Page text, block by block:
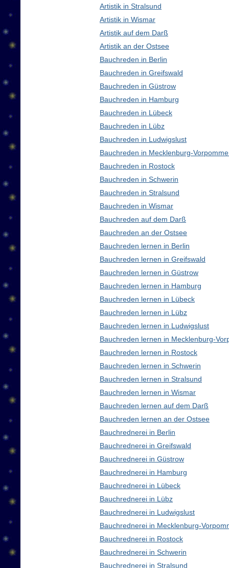
Artistik in Stralsund
Artistik in Wismar
Artistik auf dem Darß
Artistik an der Ostsee
Bauchreden in Berlin
Bauchreden in Greifswald
Bauchreden in Güstrow
Bauchreden in Hamburg
Bauchreden in Lübeck
Bauchreden in Lübz
Bauchreden in Ludwigslust
Bauchreden in Mecklenburg-
Bauchreden in Rostock
Bauchreden in Schwerin
Bauchreden in Stralsund
Bauchreden in Wismar
Bauchreden auf dem Darß
Bauchreden an der Ostsee
Bauchreden lernen in Berlin
Bauchreden lernen in Greifswald
Bauchreden lernen in Güstrow
Bauchreden lernen in Hamburg
Bauchreden lernen in Lübeck
Bauchreden lernen in Lübz
Bauchreden lernen in Ludwigslust
Bauchreden lernen in Mecklenburg-
Bauchreden lernen in Rostock
Bauchreden lernen in Schwerin
Bauchreden lernen in Stralsund
Bauchreden lernen in Wismar
Bauchreden lernen auf dem Darß
Bauchreden lernen an der Ostsee
Bauchrednerei in Berlin
Bauchrednerei in Greifswald
Bauchrednerei in Güstrow
Bauchrednerei in Hamburg
Bauchrednerei in Lübeck
Bauchrednerei in Lübz
Bauchrednerei in Ludwigslust
Bauchrednerei in Mecklenburg-
Bauchrednerei in Rostock
Bauchrednerei in Schwerin
Bauchrednerei in Stralsund